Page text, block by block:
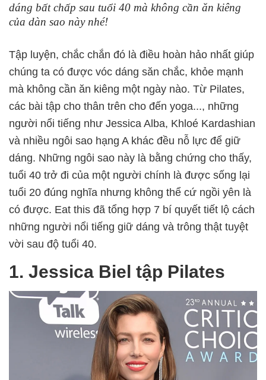
dáng bất chấp sau tuổi 40 mà không cần ăn kiêng
của dàn sao này nhé!
Tập luyện, chắc chắn đó là điều hoàn hảo nhất giúp
chúng ta có được vóc dáng săn chắc, khỏe mạnh
mà không cần ăn kiêng một ngày nào. Từ Pilates,
các bài tập cho thân trên cho đến yoga..., những
người nổi tiếng như Jessica Alba, Khloé Kardashian
và nhiều ngôi sao hạng A khác đều nỗ lực để giữ
dáng. Những ngôi sao này là bằng chứng cho thấy,
tuổi 40 trở đi của một người chính là được sống lại
tuổi 20 đúng nghĩa nhưng không thể cứ ngồi yên là
có được. Eat this đã tổng hợp 7 bí quyết tiết lộ cách
những người nổi tiếng giữ dáng và trông thật tuyệt
vời sau độ tuổi 40.
1. Jessica Biel tập Pilates